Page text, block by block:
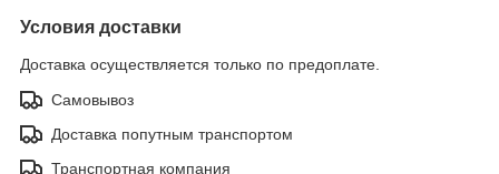
Условия доставки
Доставка осуществляется только по предоплате.
Самовывоз
Доставка попутным транспортом
Транспортная компания